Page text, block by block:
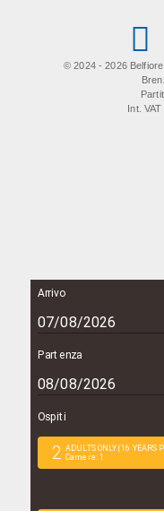
© 2024 - 2026
Int.
Arrivo
Partenza
Ospiti
2
ADULTS ONLY (16 YEARS
Camere: 1